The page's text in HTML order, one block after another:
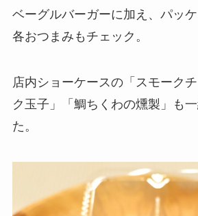
ベーグルバーガーに加え、パッ
各おつまみもチェック。
店内ショーケースの「スモーク
ク玉子」「鯛ちくわの燻製」も
た。